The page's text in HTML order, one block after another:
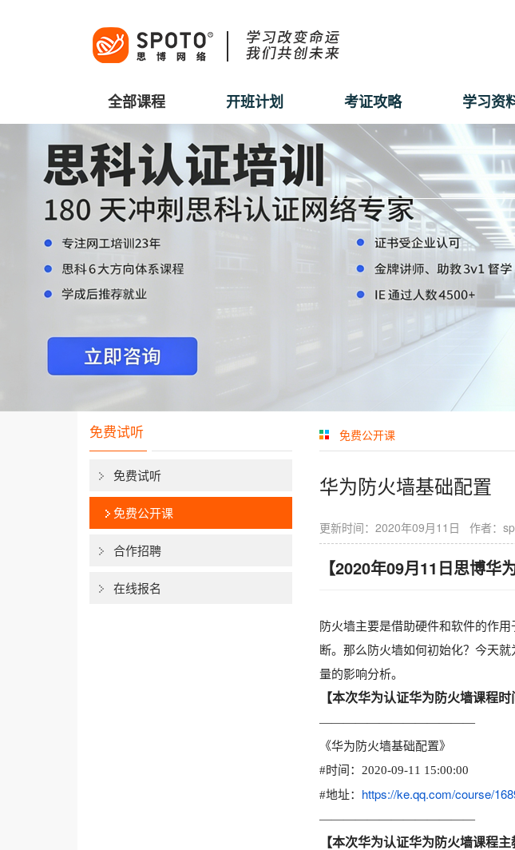
全部课程 开班计划 考证攻略 学习资
免费试听
免费试听
免费公开课
合作招聘
在线报名
免费公开课
华为防火墙基础配置
更新时间：2020年09月11日 作者：
【2020年09月11日思博华
防火墙主要是借助硬件和软件的作
断。那么防火墙如何初始化？今天
量的影响分析。
【本次华为认证华为防火墙课程时
—————————————
《华为防火墙基础配置》
#时间：2020-09-11 15:00:00
#地址： https://ke.qq.com/course/
—————————————
【本次华为认证华为防火墙课程主